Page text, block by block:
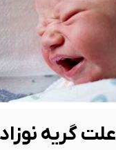
علت گریه